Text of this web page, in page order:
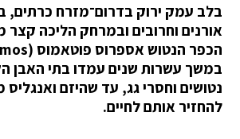
בלב עמק ירוק בדרום־מזרח כרתים,
אורנים וחרובים ובמרחק הליכה
במשך עשרות שנים עמדו בתי האבן
נטושים וחסרי גג, עד שהיזם
להחזיר אותם לחיים.